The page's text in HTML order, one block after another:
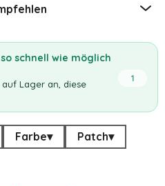
schnell wie möglich
auf Lager an, diese
1
Farbe▾ Patch▾